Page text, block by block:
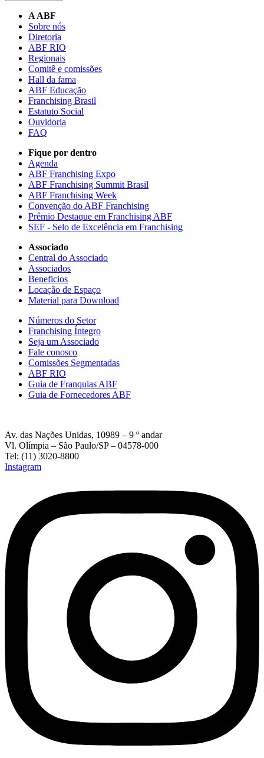
A ABF
Sobre nós
Diretoria
ABF RIO
Regionais
Comitê e comissões
Hall da fama
ABF Educação
Franchising Brasil
Estatuto Social
Ouvidoria
FAQ
Fique por dentro
Agenda
ABF Franchising Expo
ABF Franchising Summit Brasil
ABF Franchising Week
Convenção do ABF Franchising
Prêmio Destaque em Franchising ABF
SEF - Selo de Excelência em Franchising
Associado
Central do Associado
Associados
Beneficios
Locação de Espaço
Material para Download
Números do Setor
Franchising Íntegro
Seja um Associado
Fale conosco
Comissões Segmentadas
ABF RIO
Guia de Franquias ABF
Guia de Fornecedores ABF
Av. das Nações Unidas, 10989 – 9 º andar
Vl. Olímpia – São Paulo/SP – 04578-000
Tel: (11) 3020-8800
Instagram